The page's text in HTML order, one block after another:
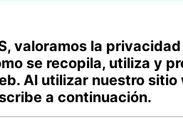
valoramos la
se recopila, utiliza y
Al utilizar nuestro
a continuación.